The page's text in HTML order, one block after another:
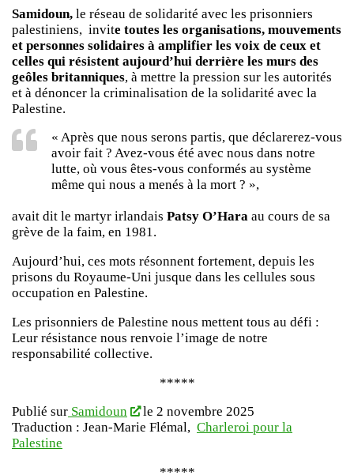
Samidoun, le réseau de solidarité avec les prisonniers
palestiniens, invite toutes les organisations, mouvements
et personnes solidaires à amplifier les voix de ceux et
celles qui résistent aujourd’hui derrière les murs des
geôles britanniques, à mettre la pression sur les autorités
et à dénoncer la criminalisation de la solidarité avec la
Palestine.
« Après que nous serons partis, que déclarerez-vous
avoir fait ? Avez-vous été avec nous dans notre
lutte, où vous êtes-vous conformés au système
même qui nous a menés à la mort ? »,
avait dit le martyr irlandais Patsy O’Hara au cours de sa
grève de la faim, en 1981.
Aujourd’hui, ces mots résonnent fortement, depuis les
prisons du Royaume-Uni jusque dans les cellules sous
occupation en Palestine.
Les prisonniers de Palestine nous mettent tous au défi :
Leur résistance nous renvoie l’image de notre
responsabilité collective.
*****
Publié sur Samidoun
le 2 novembre 2025
Traduction : Jean-Marie Flémal, Charleroi pour la
Palestine